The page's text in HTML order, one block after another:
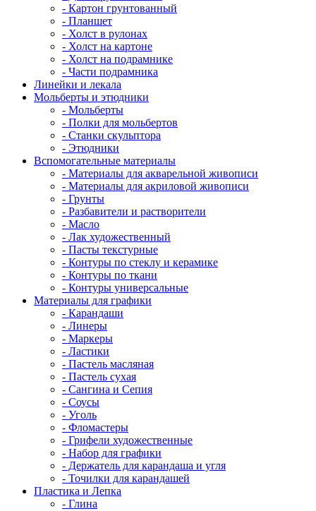
- Картон грунтованный
- Планшет
- Холст в рулонах
- Холст на картоне
- Холст на подрамнике
- Части подрамника
Линейки и лекала
Мольберты и этюдники
- Мольберты
- Полки для мольбертов
- Станки скульптора
- Этюдники
Вспомогательные материалы
- Материалы для акварельной живописи
- Материалы для акриловой живописи
- Грунты
- Разбавители и растворители
- Масло
- Лак художественный
- Пасты текстурные
- Контуры по стеклу и керамике
- Контуры по ткани
- Контуры универсальные
Материалы для графики
- Карандаши
- Линеры
- Маркеры
- Ластики
- Пастель масляная
- Пастель сухая
- Сангина и Сепия
- Соусы
- Уголь
- Фломастеры
- Грифели художественные
- Набор для графики
- Держатель для карандаша и угля
- Точилки для карандашей
Пластика и Лепка
- Глина